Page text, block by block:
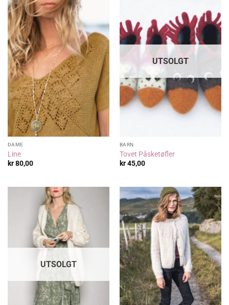
DAME
Line
kr80,00
UTSOLGT
BARN
Tovet Påsketøfler
kr45,00
UTSOLGT